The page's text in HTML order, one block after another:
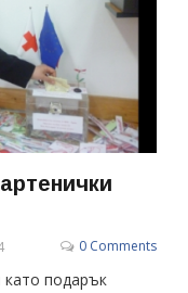
0 Comments
като подарък